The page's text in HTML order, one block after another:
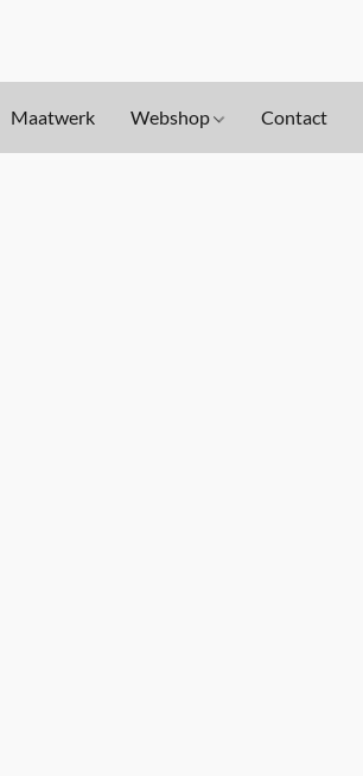
Maatwerk Webshop Contact